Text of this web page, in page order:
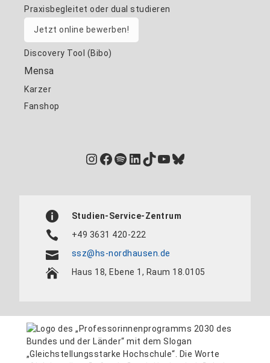
Praxisbegleitet oder dual studieren
Jetzt online bewerben!
Discovery Tool (Bibo)
Mensa
Karzer
Fanshop
Instagram
Facebook
Spotify
LinkedIn
TikTok
YouTube
Bluesky
Studien-Service-Zentrum
+49 3631 420-222
ssz@hs-nordhausen.de
Haus 18, Ebene 1, Raum 18.0105